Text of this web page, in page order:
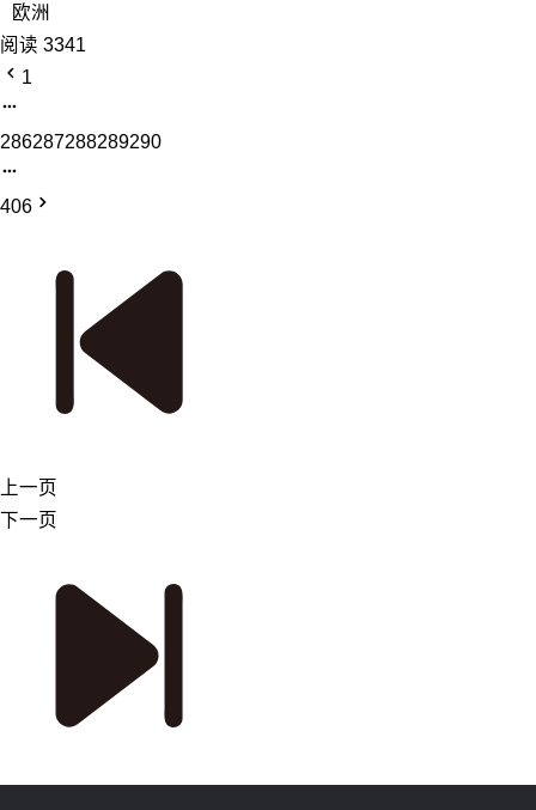
欧洲
阅读 3341
1
286287288289290
406
上一页
下一页